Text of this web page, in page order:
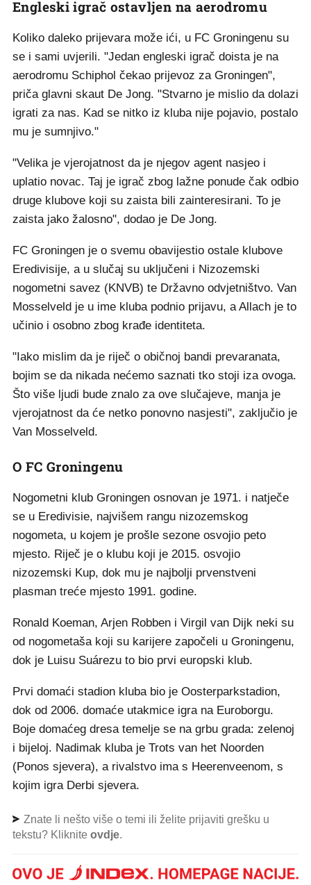
Engleski igrač ostavljen na aerodromu
Koliko daleko prijevara može ići, u FC Groningenu su
se i sami uvjerili. "Jedan engleski igrač doista je na
aerodromu Schiphol čekao prijevoz za Groningen",
priča glavni skaut De Jong. "Stvarno je mislio da dolazi
igrati za nas. Kad se nitko iz kluba nije pojavio, postalo
mu je sumnjivo."
"Velika je vjerojatnost da je njegov agent nasjeo i
uplatio novac. Taj je igrač zbog lažne ponude čak odbio
druge klubove koji su zaista bili zainteresirani. To je
zaista jako žalosno", dodao je De Jong.
FC Groningen je o svemu obavijestio ostale klubove
Eredivisije, a u slučaj su uključeni i Nizozemski
nogometni savez (KNVB) te Državno odvjetništvo. Van
Mosselveld je u ime kluba podnio prijavu, a Allach je to
učinio i osobno zbog krađe identiteta.
"Iako mislim da je riječ o običnoj bandi prevaranata,
bojim se da nikada nećemo saznati tko stoji iza ovoga.
Što više ljudi bude znalo za ove slučajeve, manja je
vjerojatnost da će netko ponovno nasjesti", zaključio je
Van Mosselveld.
O FC Groningenu
Nogometni klub Groningen osnovan je 1971. i natječe
se u Eredivisie, najvišem rangu nizozemskog
nogometa, u kojem je prošle sezone osvojio peto
mjesto. Riječ je o klubu koji je 2015. osvojio
nizozemski Kup, dok mu je najbolji prvenstveni
plasman treće mjesto 1991. godine.
Ronald Koeman, Arjen Robben i Virgil van Dijk neki su
od nogometaša koji su karijere započeli u Groningenu,
dok je Luisu Suárezu to bio prvi europski klub.
Prvi domaći stadion kluba bio je Oosterparkstadion,
dok od 2006. domaće utakmice igra na Euroborgu.
Boje domaćeg dresa temelje se na grbu grada: zelenoj
i bijeloj. Nadimak kluba je Trots van het Noorden
(Ponos sjevera), a rivalstvo ima s Heerenveenom, s
kojim igra Derbi sjevera.
Znate li nešto više o temi ili želite prijaviti grešku u
tekstu? Kliknite ovdje.